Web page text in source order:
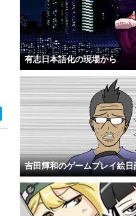
有志日本語化の現場から
吉田輝和のゲームプレイ絵日